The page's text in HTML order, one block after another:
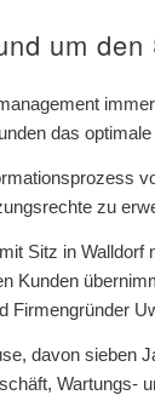
um
das
zu
Sitz in
Firmengründer
davon sieben